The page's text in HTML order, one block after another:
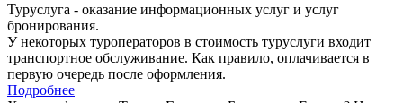
Туруслуга - оказание информационных услуг и услуг
бронирования.
У некоторых туроператоров в стоимость туруслуги входит
транспортное обслуживание. Как правило, оплачивается в
первую очередь после оформления.
Подробнее